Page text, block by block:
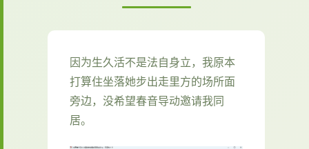
因为生久活不是法自身立，我原本
打算住坐落她步出走里方的场所面
旁边，没希望春音导动邀请我同
居。